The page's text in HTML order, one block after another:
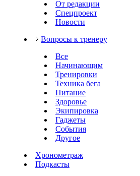
От редакции
Спецпроект
Новости
Вопросы к тренеру
Все
Начинающим
Тренировки
Техника бега
Питание
Здоровье
Экипировка
Гаджеты
События
Другое
Хронометраж
Подкасты